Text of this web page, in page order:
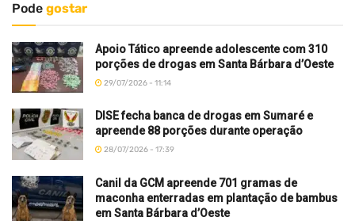
Pode gostar
Apoio Tático apreende adolescente com 310
porções de drogas em Santa Bárbara d’Oeste
29/07/2026 - 11:14
DISE fecha banca de drogas em Sumaré e
apreende 88 porções durante operação
28/07/2026 - 17:39
Canil da GCM apreende 701 gramas de
maconha enterradas em plantação de bambus
em Santa Bárbara d’Oeste